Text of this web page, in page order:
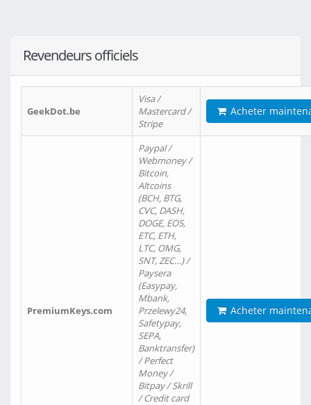
Revendeurs officiels
GeekDot.be
Visa /
Mastercard /
Stripe
Acheter
PremiumKeys.com
Paypal /
Webmoney /
Bitcoin,
Altcoins
(BCH, BTG,
CVC, DASH,
DOGE, EOS,
ETC, ETH,
LTC, OMG,
SNT, ZEC…) /
Paysera
(Easypay,
Mbank,
Przelewy24,
Safetypay,
SEPA,
Banktransfer)
/ Perfect
Money /
Bitpay / Skrill
/ Credit card
Acheter